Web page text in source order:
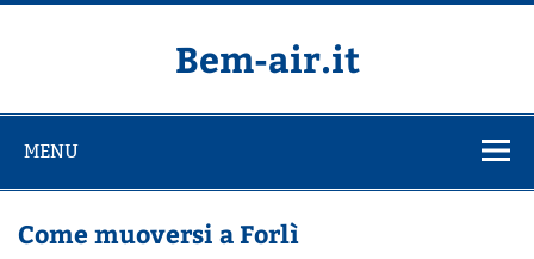
Salta
Bem-air.it
MENU
Come muoversi a Forlì